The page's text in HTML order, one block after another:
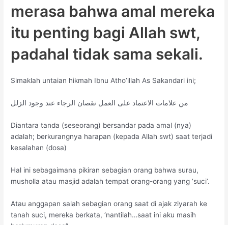
merasa bahwa amal mereka
itu penting bagi Allah swt,
padahal tidak sama sekali.
Simaklah untaian hikmah Ibnu Atho’illah As Sakandari ini;
من علامات الاعتماد على العمل نقصان الرجاء عند وجود الزلل
Diantara tanda (seseorang) bersandar pada amal (nya)
adalah; berkurangnya harapan (kepada Allah swt) saat terjadi
kesalahan (dosa)
Hal ini sebagaimana pikiran sebagian orang bahwa surau,
musholla atau masjid adalah tempat orang-orang yang ‘suci’.
Atau anggapan salah sebagian orang saat di ajak ziyarah ke
tanah suci, mereka berkata, ‘nantilah…saat ini aku masih